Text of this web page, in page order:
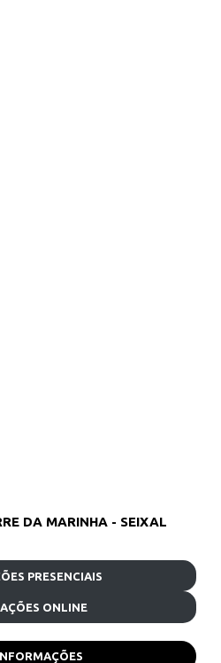
DA MARINHA - SEIXAL
PRESENCIAIS
ONLINE